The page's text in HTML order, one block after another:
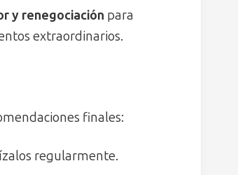
y renegociación para
extraordinarios.
finales:
regularmente.